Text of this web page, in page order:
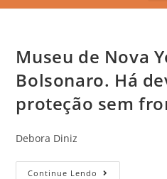
Museu de Nova
Bolsonaro. Há
proteção sem
Debora
Continue Lendo